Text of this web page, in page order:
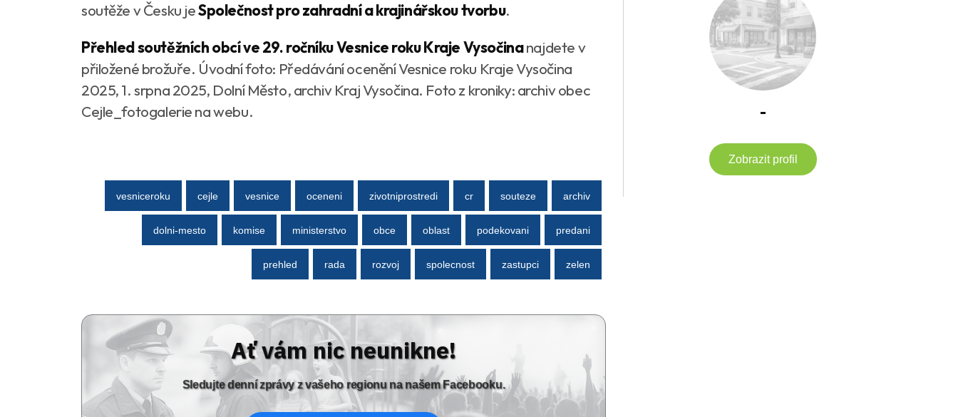
soutěže v Česku jeSpolečnost pro zahradní a krajinářskou tvorbu.
Přehled soutěžních obcí ve 29. ročníku Vesnice roku Kraje Vysočinanajdete v
přiložené brožuře. Úvodní foto: Předávání ocenění Vesnice roku Kraje Vysočina
2025, 1. srpna 2025, Dolní Město, archiv Kraj Vysočina. Foto z kroniky: archiv obec
Cejle_fotogalerie na webu.
vesniceroku cejle vesnice oceneni zivotniprostredi cr souteze archiv
dolni-mesto komise ministerstvo obce oblast podekovani predani
prehled rada rozvoj spolecnost zastupci zelen
Ať vám nic neunikne!
Sledujte denní zprávy z vašeho regionu na našem Facebooku.
-
Zobrazit profil